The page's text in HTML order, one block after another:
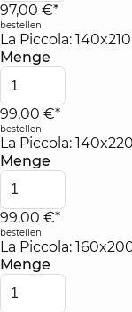
97,00 €*
bestellen
La Piccola:
Menge
99,00 €*
bestellen
La Piccola:
Menge
99,00 €*
bestellen
La Piccola:
Menge